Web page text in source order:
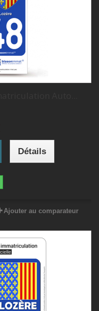
Détails
Ajouter au comparateur